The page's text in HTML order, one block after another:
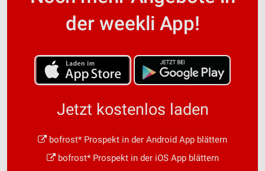
der weekli App!
Jetzt kostenlos laden
bofrost* Prospekt in der Android App blättern
bofrost* Prospekt in der iOS App blättern